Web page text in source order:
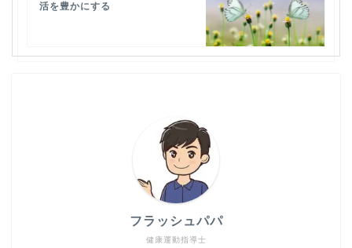
活を豊かにする
健康運動指導士
フラッシュパパ